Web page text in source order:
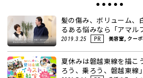
髪の傷み、ボリューム
るある悩みなら「アマル
2019.3.25 PR 美容室, クー
夏休みは磐越東線を描こ
ろう、乗ろう、磐越東線